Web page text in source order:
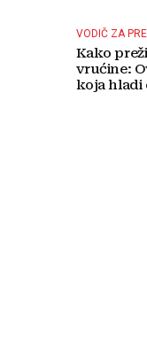
VODIČ ZA
Kako
vrućine:
koja hladi